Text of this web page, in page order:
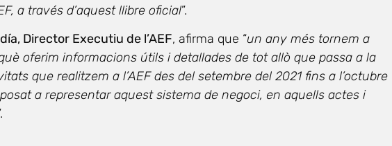
a través d’aquest llibre oficial”.
Director Executiu de l’AEF, afirma que “un any més tornem a
oferim informacions útils i detallades de tot allò que passa a la
que realitzem a l’AEF des del setembre del 2021 fins a l’octubre
a representar aquest sistema de negoci, en aquells actes i